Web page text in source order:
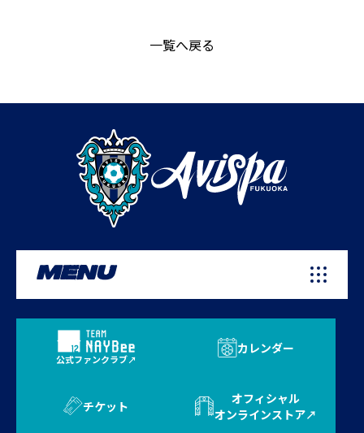
一覧へ戻る
MENU
公式ファンクラブ
カレンダー
チケット
オフィシャル
オンラインストア